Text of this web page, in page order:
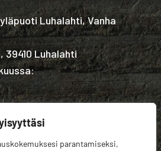
parantamiseksi,
Luhalahti, Vanha
39410 Luhalahti